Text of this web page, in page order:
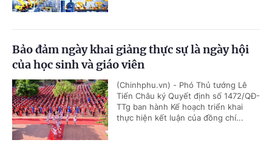
Bảo đảm ngày khai giảng thực sự là ngày hội
của học sinh và giáo viên
(Chinhphu.vn) - Phó Thủ tướng Lê
Tiến Châu ký Quyết định số 1472/QĐ-
TTg ban hành Kế hoạch triển khai
thực hiện kết luận của đồng chí...